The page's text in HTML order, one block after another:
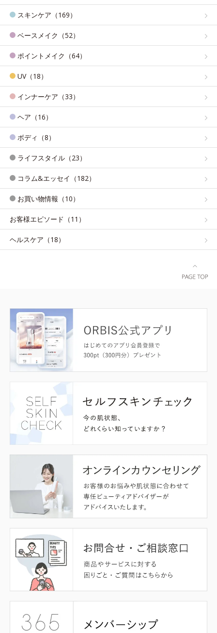
スキンケア（169）
ベースメイク（52）
ポイントメイク（64）
UV（18）
インナーケア（33）
ヘア（16）
ボディ（8）
ライフスタイル（23）
コラム&エッセイ（182）
お買い物情報（10）
お客様エピソード（11）
ヘルスケア（18）